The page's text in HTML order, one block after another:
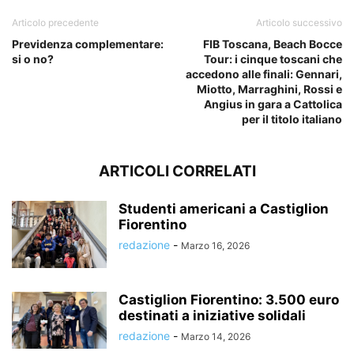
Articolo precedente
Previdenza complementare:
si o no?
Articolo successivo
FIB Toscana, Beach Bocce
Tour: i cinque toscani che
accedono alle finali: Gennari,
Miotto, Marraghini, Rossi e
Angius in gara a Cattolica
per il titolo italiano
ARTICOLI CORRELATI
Studenti americani a Castiglion
Fiorentino
redazione - Marzo 16, 2026
Castiglion Fiorentino: 3.500 euro
destinati a iniziative solidali
redazione - Marzo 14, 2026